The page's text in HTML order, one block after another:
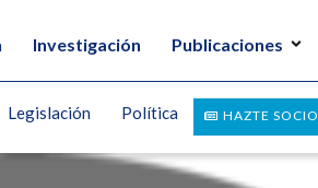
Investigación Publicaciones
HAZTE SOCIO
Legislación Política